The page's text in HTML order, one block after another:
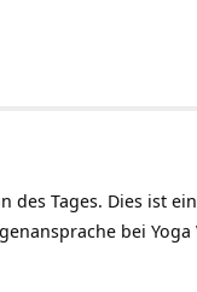
des Tages. Dies ist
bei